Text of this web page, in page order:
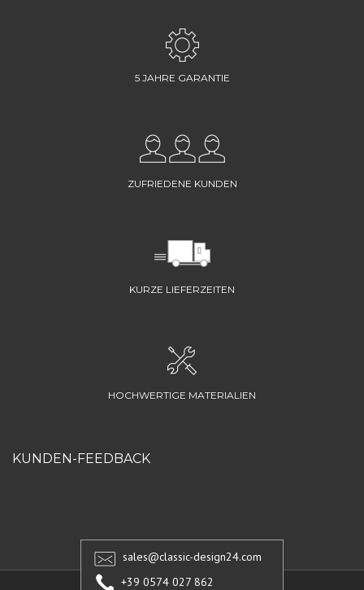
5 JAHRE GARANTIE
ZUFRIEDENE KUNDEN
KURZE LIEFERZEITEN
HOCHWERTIGE MATERIALIEN
KUNDEN-FEEDBACK
sales@classic-design24.com
+39 0574 027 862